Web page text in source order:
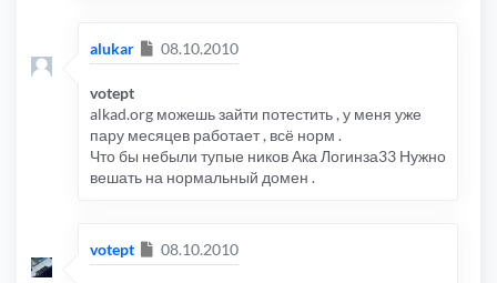
alukar Сообщение
08.10.2010
votept
alkad.org можешь зайти потестить , у меня уже
пару месяцев работает , всё норм .
Что бы небыли тупые ников Ака Логинза33 Нужно
вешать на нормальный домен .
votept Сообщение
08.10.2010